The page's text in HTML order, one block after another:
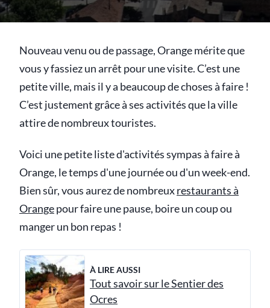
Nouveau venu ou de passage, Orange mérite que
vous y fassiez un arrêt pour une visite. C’est une
petite ville, mais il y a beaucoup de choses à faire !
C’est justement grâce à ses activités que la ville
attire de nombreux touristes.
Voici une petite liste d'activités sympas à faire à
Orange, le temps d'une journée ou d'un week-end.
Bien sûr, vous aurez de nombreuxrestaurants à
Orangepour faire une pause, boire un coup ou
manger un bon repas !
À LIRE AUSSI
Tout savoir sur le Sentier des
Ocres